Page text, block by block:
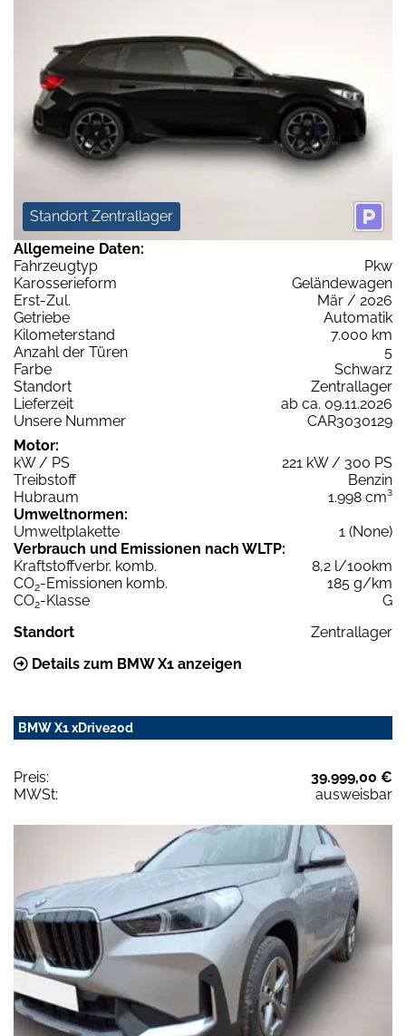
Standort Zentrallager
Allgemeine Daten:
Fahrzeugtyp
Pkw
Karosserieform
Geländewagen
Erst-Zul.
Mär / 2026
Getriebe
Automatik
Kilometerstand
7.000 km
Anzahl der Türen
5
Farbe
Schwarz
Standort
Zentrallager
Lieferzeit
ab ca. 09.11.2026
Unsere Nummer
CAR3030129
Motor:
kW / PS
221 kW / 300 PS
Treibstoff
Benzin
Hubraum
1.998 cm³
Umweltnormen:
Umweltplakette
1 (None)
Verbrauch und Emissionen nach WLTP:
Kraftstoffverbr. komb.
8,2 l/100km
CO2-Emissionen komb.
185 g/km
CO2-Klasse
G
Standort
Zentrallager
Details zum BMW X1 anzeigen
BMW X1 xDrive20d
Preis:
39.999,00 €
MWSt:
ausweisbar